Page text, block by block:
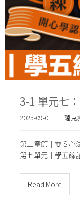
3-1 單元七
2023-09-01 薩克
第三章節｜雙Ｓ心
第七單元｜ 學五線
Read More